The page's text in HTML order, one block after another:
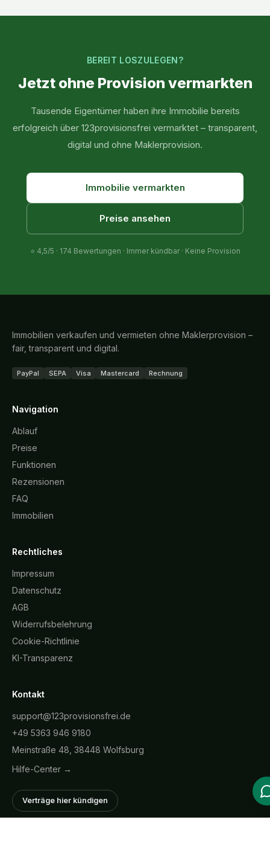
BEREIT LOSZULEGEN?
Jetzt ohne Provision vermarkten
Tausende Eigentümer haben ihre Immobilie bereits
erfolgreich über 123provisionsfrei vermarktet – transparent,
digital und ohne Maklerprovision.
Immobilie vermarkten
Preise ansehen
⭐ 4,5/5 · 174 Bewertungen · Immer kündbar · Keine Provision
Immobilien verkaufen und vermieten ohne Maklerprovision –
fair, transparent und digital.
PayPal SEPA Visa Mastercard Rechnung
Navigation
Ablauf
Preise
Funktionen
Rezensionen
FAQ
Immobilien
Rechtliches
Impressum
Datenschutz
AGB
Widerrufsbelehrung
Cookie-Richtlinie
KI-Transparenz
Kontakt
support@123provisionsfrei.de
+49 5363 946 9180
Meinstraße 48, 38448 Wolfsburg
Hilfe-Center →
Verträge hier kündigen